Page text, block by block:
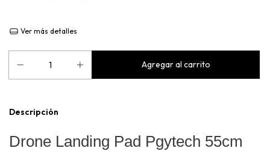
Ver más detalles
Descripción
Drone Landing Pad Pgytech 55cm